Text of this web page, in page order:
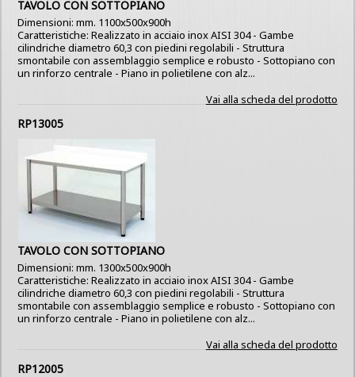
TAVOLO CON SOTTOPIANO
Dimensioni: mm. 1100x500x900h
Caratteristiche: Realizzato in acciaio inox AISI 304 - Gambe
cilindriche diametro 60,3 con piedini regolabili - Struttura
smontabile con assemblaggio semplice e robusto - Sottopiano con
un rinforzo centrale - Piano in polietilene con alz...
Vai alla scheda del prodotto
RP13005
TAVOLO CON SOTTOPIANO
Dimensioni: mm. 1300x500x900h
Caratteristiche: Realizzato in acciaio inox AISI 304 - Gambe
cilindriche diametro 60,3 con piedini regolabili - Struttura
smontabile con assemblaggio semplice e robusto - Sottopiano con
un rinforzo centrale - Piano in polietilene con alz...
Vai alla scheda del prodotto
RP12005